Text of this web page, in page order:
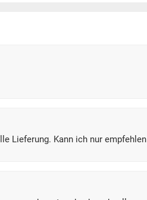
Lieferung. Kann ich nur empfehlen